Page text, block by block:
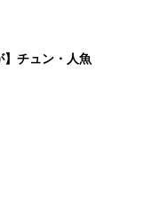
】チュン・人魚